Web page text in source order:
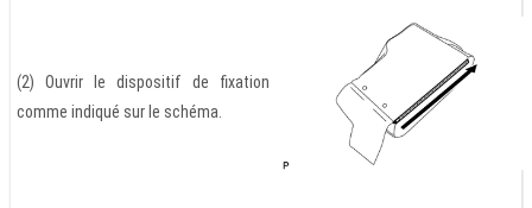
(2) Ouvrir le dispositif de fixation
comme indiqué sur le schéma.